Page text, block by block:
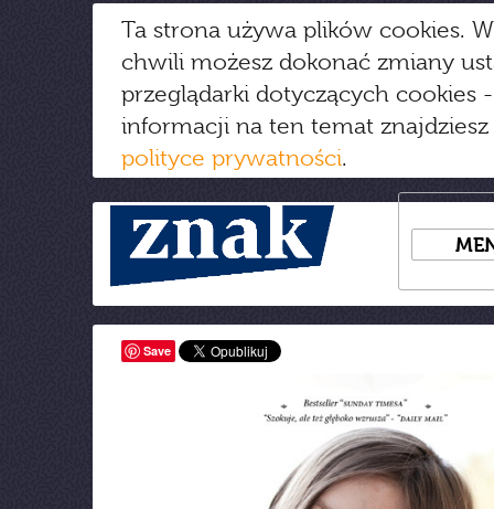
Ta strona używa plików cookies.
chwili możesz dokonać zmiany
przeglądarki dotyczących cookies
informacji na ten temat
polityce prywatności.
Save